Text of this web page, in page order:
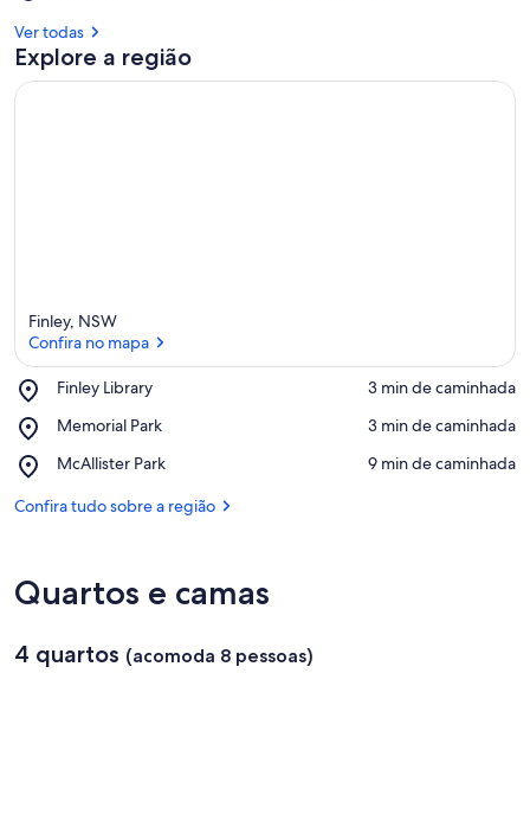
Ver todas
Explore a região
Finley, NSW
Confira no mapa
Finley Library
Place,
Library
‪3 min de caminhada‬
Memorial Park
Place,
Park
‪3 min de caminhada‬
McAllister Park
Place,
Park
‪9 min de caminhada‬
Confira tudo sobre a região
Quartos e camas
4 quartos (acomoda 8 pessoas)